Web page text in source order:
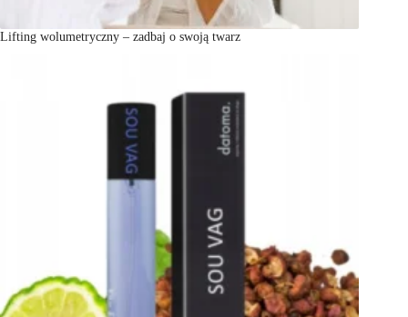
Lifting wolumetryczny – zadbaj o swoją twarz